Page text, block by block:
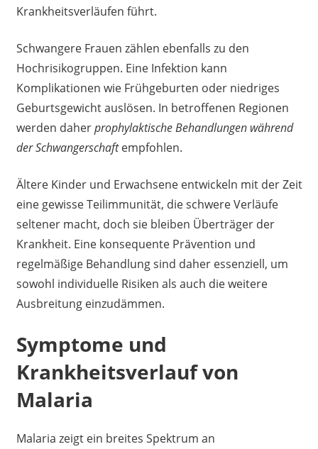
Krankheitsverläufen führt.
Schwangere Frauen zählen ebenfalls zu den
Hochrisikogruppen. Eine Infektion kann
Komplikationen wie Frühgeburten oder niedriges
Geburtsgewicht auslösen. In betroffenen Regionen
werden daherprophylaktische Behandlungen während
der Schwangerschaftempfohlen.
Ältere Kinder und Erwachsene entwickeln mit der Zeit
eine gewisse Teilimmunität, die schwere Verläufe
seltener macht, doch sie bleiben Überträger der
Krankheit. Eine konsequente Prävention und
regelmäßige Behandlung sind daher essenziell, um
sowohl individuelle Risiken als auch die weitere
Ausbreitung einzudämmen.
Symptome und
Krankheitsverlauf von
Malaria
Malaria zeigt ein breites Spektrum an